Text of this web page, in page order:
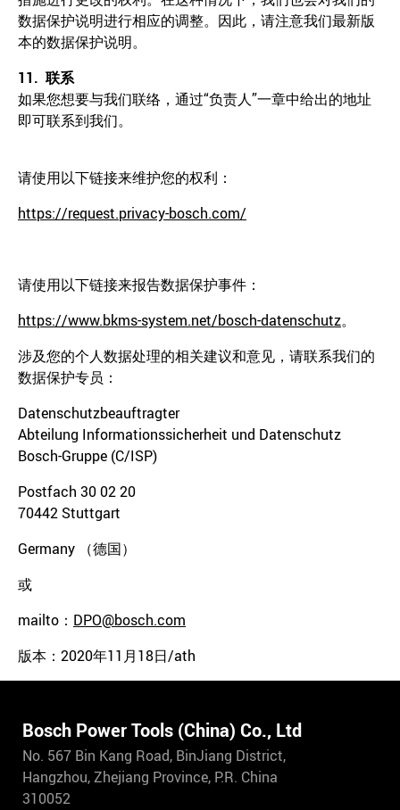
数据保护说明进行相应的调整。因此，请注意我们最新版
本的数据保护说明。
11. 联系
如果您想要与我们联络，通过“负责人”一章中给出的地址
即可联系到我们。
请使用以下链接来维护您的权利：
https://request.privacy-bosch.com/
请使用以下链接来报告数据保护事件：
https://www.bkms-system.net/bosch-datenschutz。
涉及您的个人数据处理的相关建议和意见，请联系我们的
数据保护专员：
Datenschutzbeauftragter
Abteilung Informationssicherheit und Datenschutz
Bosch-Gruppe (C/ISP)
Postfach 30 02 20
70442 Stuttgart
Germany （德国）
或
mailto： DPO@bosch.com
版本：2020年11月18日/ath
Bosch Power Tools (China) Co., Ltd
No. 567 Bin Kang Road, BinJiang District,
Hangzhou, Zhejiang Province, P.R. China
310052